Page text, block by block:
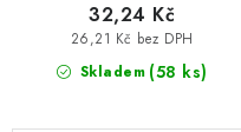
Skladem (58 ks)
26,21 Kč bez DPH
32,24 Kč